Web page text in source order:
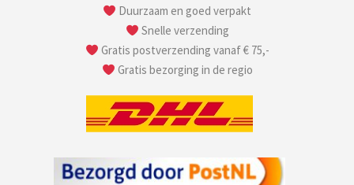
Duurzaam en goed verpakt
Snelle verzending
Gratis postverzending vanaf € 75,-
Gratis bezorging in de regio